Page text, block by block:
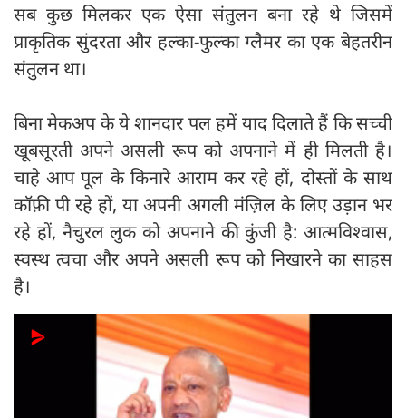
सब कुछ मिलकर एक ऐसा संतुलन बना रहे थे जिसमें
प्राकृतिक सुंदरता और हल्का-फुल्का ग्लैमर का एक बेहतरीन
संतुलन था।
बिना मेकअप के ये शानदार पल हमें याद दिलाते हैं कि सच्ची
खूबसूरती अपने असली रूप को अपनाने में ही मिलती है।
चाहे आप पूल के किनारे आराम कर रहे हों, दोस्तों के साथ
कॉफ़ी पी रहे हों, या अपनी अगली मंज़िल के लिए उड़ान भर
रहे हों, नैचुरल लुक को अपनाने की कुंजी है: आत्मविश्वास,
स्वस्थ त्वचा और अपने असली रूप को निखारने का साहस
है।